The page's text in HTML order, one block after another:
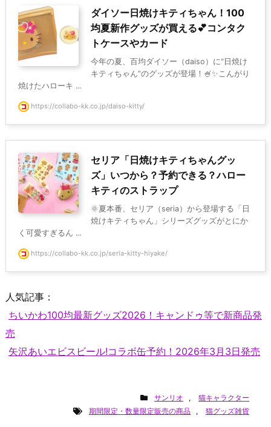
ダイソー日焼けキティちゃん！100
均夏新作グッズが買える💕コンタク
トケースやカード
今年の夏、百均ダイソー（daiso）に“日焼け
キティちゃん”のグッズが登場！🍧✨こんがり
焼けたハローキ ...
https://collabo-kk.co.jp/daiso-kitty/
セリア「日焼けキティちゃんグッ
ズ」いつから？予約できる？ハロー
キティのストラップ
🌞夏本番、セリア（seria）から登場する「日
焼けキティちゃん」シリーズグッズがとにか
く可愛すぎるん ...
https://collabo-kk.co.jp/seria-kitty-hiyake/
人気記事：
ちいかわ100均最新グッズ2026！キャンドゥ等で新商品発
売
矢沢あいエビスビール!コラボ缶予約！2026年3月3日発売
サンリオ ,
猫キャラクター
期間限定・数量限定販売の商品
, 猫グッズ雑貨